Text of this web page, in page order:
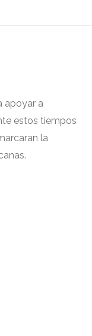
apoyar a
estos tiempos
la